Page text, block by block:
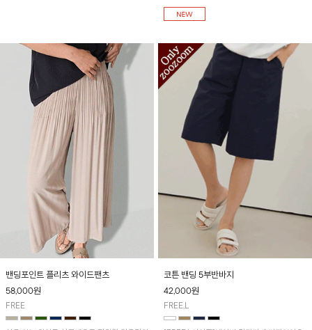
고 시원한 터치감의 혼방 소재를 사용해 한여
름에도 쾌적하게 입기 좋아요~
밴딩포인트 플리츠 와이드팬츠
58,000원
FREE
코튼 밴딩 5부반바지
42,000원
FREE,L